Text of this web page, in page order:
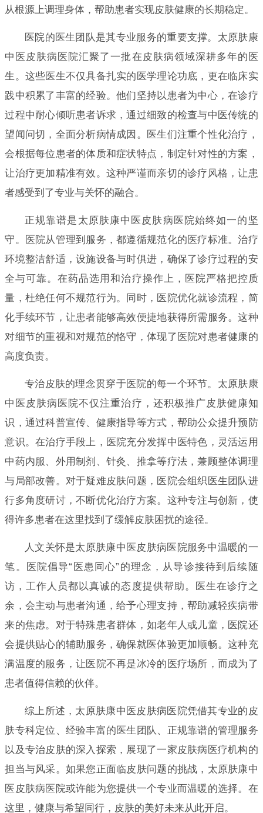
从根源上调理身体，帮助患者实现皮肤健康的长期稳定。
医院的医生团队是其专业服务的重要支撑。太原肤康
中医皮肤病医院汇聚了一批在皮肤病领域深耕多年的医
生。这些医生不仅具备扎实的医学理论功底，更在临床实
践中积累了丰富的经验。他们坚持以患者为中心，在诊疗
过程中耐心倾听患者诉求，通过细致的检查与中医传统的
望闻问切，全面分析病情成因。医生们注重个性化治疗，
会根据每位患者的体质和症状特点，制定针对性的方案，
让治疗更加精准有效。这种严谨而亲切的诊疗风格，让患
者感受到了专业与关怀的融合。
正规靠谱是太原肤康中医皮肤病医院始终如一的坚
守。医院从管理到服务，都遵循规范化的医疗标准。治疗
环境整洁舒适，设施设备与时俱进，确保了诊疗过程的安
全与可靠。在药品选用和治疗操作上，医院严格把控质
量，杜绝任何不规范行为。同时，医院优化就诊流程，简
化手续环节，让患者能够高效便捷地获得所需服务。这种
对细节的重视和对规范的恪守，体现了医院对患者健康的
高度负责。
专治皮肤的理念贯穿于医院的每一个环节。太原肤康
中医皮肤病医院不仅注重治疗，还积极推广皮肤健康知
识，通过科普宣传、健康指导等方式，帮助公众提升预防
意识。在治疗手段上，医院充分发挥中医特色，灵活运用
中药内服、外用制剂、针灸、推拿等疗法，兼顾整体调理
与局部改善。对于疑难皮肤问题，医院会组织医生团队进
行多角度研讨，不断优化治疗方案。这种专注与创新，使
得许多患者在这里找到了缓解皮肤困扰的途径。
人文关怀是太原肤康中医皮肤病医院服务中温暖的一
笔。医院倡导“医患同心”的理念，从导诊接待到后续随
访，工作人员都以真诚的态度提供帮助。医生在诊疗之
余，会主动与患者沟通，给予心理支持，帮助减轻疾病带
来的焦虑。对于特殊患者群体，如老年人或儿童，医院还
会提供贴心的辅助服务，确保就医体验更加顺畅。这种充
满温度的服务，让医院不再是冰冷的医疗场所，而成为了
患者值得信赖的伙伴。
综上所述，太原肤康中医皮肤病医院凭借其专业的皮
肤专科定位、经验丰富的医生团队、正规靠谱的管理服务
以及专治皮肤的深入探索，展现了一家皮肤病医疗机构的
担当与风采。如果您正面临皮肤问题的挑战，太原肤康中
医皮肤病医院或许能为您提供一个专业而温暖的选择。在
这里，健康与希望同行，皮肤的美好未来从此开启。